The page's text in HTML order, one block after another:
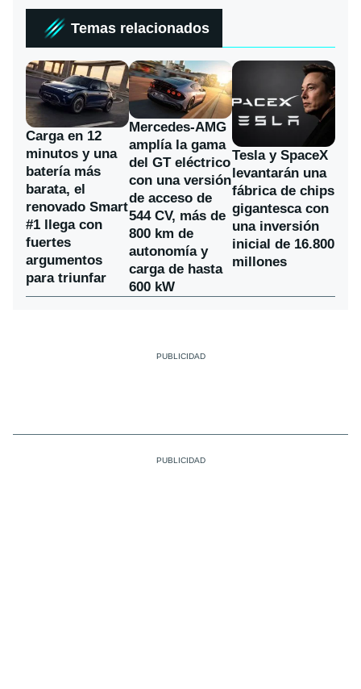
Temas relacionados
Carga en 12
minutos y una
batería más
barata, el
renovado Smart
#1 llega con
fuertes
argumentos
para triunfar
Mercedes-AMG
amplía la gama
del GT eléctrico
con una versión
de acceso de
544 CV, más de
800 km de
autonomía y
carga de hasta
600 kW
Tesla y SpaceX
levantarán una
fábrica de chips
gigantesca con
una inversión
inicial de 16.800
millones